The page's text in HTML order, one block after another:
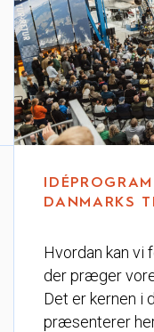
DANMARKS
Hvordan kan vi
der præger
Det er kernen i
præsenterer